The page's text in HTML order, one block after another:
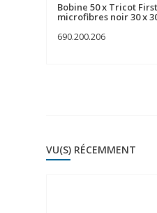
Bobine 50 x Tricot First
microfibres noir 30 x
690.200.206
VU(S) RÉCEMMENT